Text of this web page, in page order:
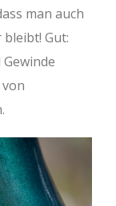
man auch
Gut: